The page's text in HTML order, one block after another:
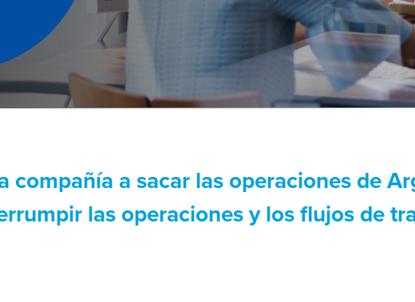
compañía a sacar las operaciones de
las operaciones y los flujos de